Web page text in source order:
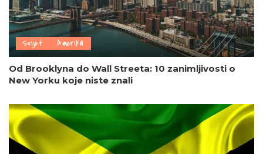
Svijet Amerika
Od Brooklyna do Wall Streeta: 10 zanimljivosti o
New Yorku koje niste znali